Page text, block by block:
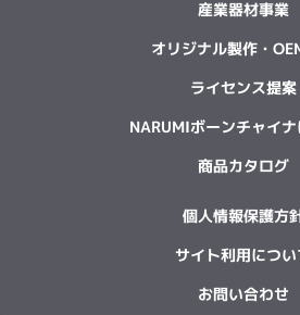
産業器材事業
オリジナル製作・
ライセンス提案
NARUMIボーンチャイ
商品カタログ
個人情報保護方
サイト利用につい
お問い合わせ